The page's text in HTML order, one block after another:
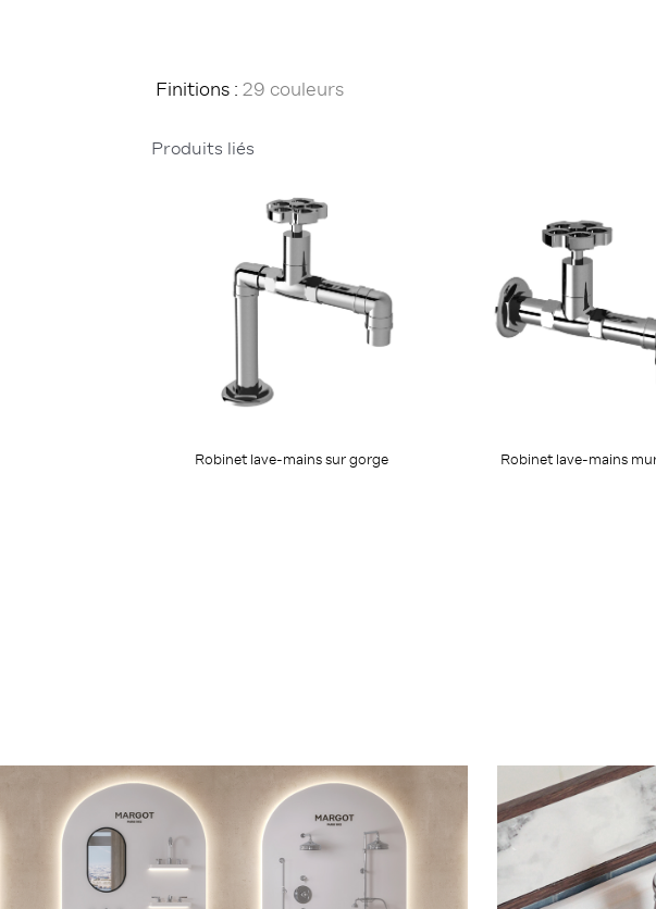
Finitions : 29 couleurs
Produits liés
Robinet lave-mains sur gorge Robinet lave-mains